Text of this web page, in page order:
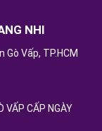
NHI
Vấp, TP.HCM
VẤP CẤP NGÀY